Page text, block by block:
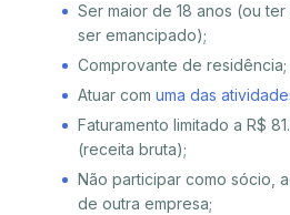
Ser maior de 18 anos (ou
ser emancipado);
Comprovante de residência;
Atuar com uma das
Faturamento limitado a R$
(receita bruta);
Não participar como sócio,
de outra empresa;